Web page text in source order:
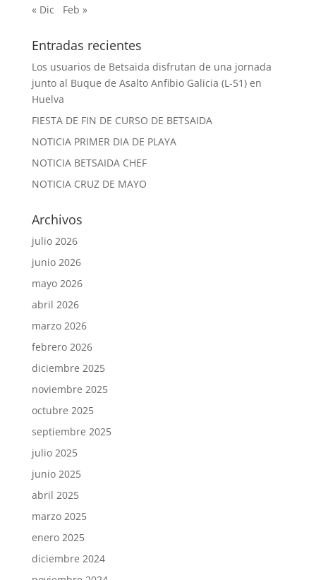
« Dic
Feb »
Entradas recientes
Los usuarios de Betsaida disfrutan de una jornada
junto al Buque de Asalto Anfibio Galicia (L-51) en
Huelva
FIESTA DE FIN DE CURSO DE BETSAIDA
NOTICIA PRIMER DIA DE PLAYA
NOTICIA BETSAIDA CHEF
NOTICIA CRUZ DE MAYO
Archivos
julio 2026
junio 2026
mayo 2026
abril 2026
marzo 2026
febrero 2026
diciembre 2025
noviembre 2025
octubre 2025
septiembre 2025
julio 2025
junio 2025
abril 2025
marzo 2025
enero 2025
diciembre 2024